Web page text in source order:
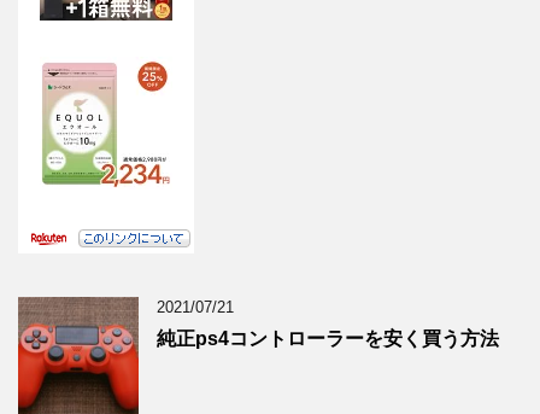
2021/07/21
純正ps4コントローラーを安く買う方法